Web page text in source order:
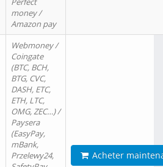
money /
Amazon pay
Webmoney /
Coingate
(BTC, BCH,
BTG, CVC,
DASH, ETC,
ETH, LTC,
OMG, ZEC…) /
Paysera
(EasyPay,
mBank,
Przelewy24,
Acheter